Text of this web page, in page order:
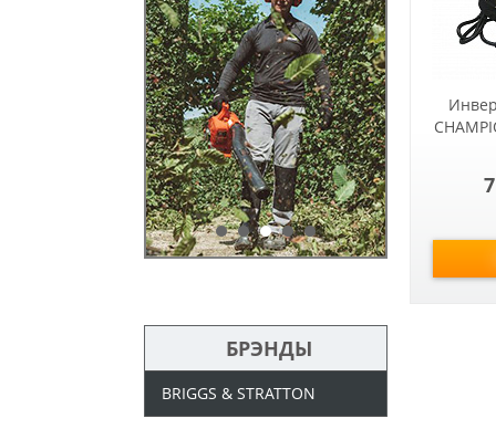
БРЭНДЫ
BRIGGS & STRATTON